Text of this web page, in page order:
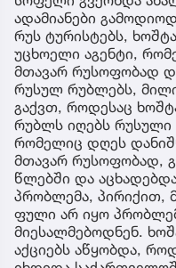
ადამიანები
რუს ტურისტებს,
უცხოელი აგენტი,
მთავარ რუსოფობად
რუსულ რუბლებს,
გაქვთ, როდესაც
რუბლს იღებს რუსული
რომელიც დღეს
მთავარ რუსოფობად,
წლებში და
პრობლემა, პირიქით,
ფული არ იყო
მიესალმებოდნენ.
აქციებს აწყობდა,